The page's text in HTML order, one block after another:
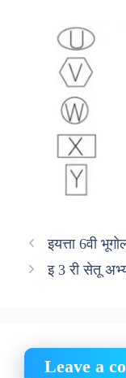
इयत्ता 6वी
इ 3 री सेतू
Leave a